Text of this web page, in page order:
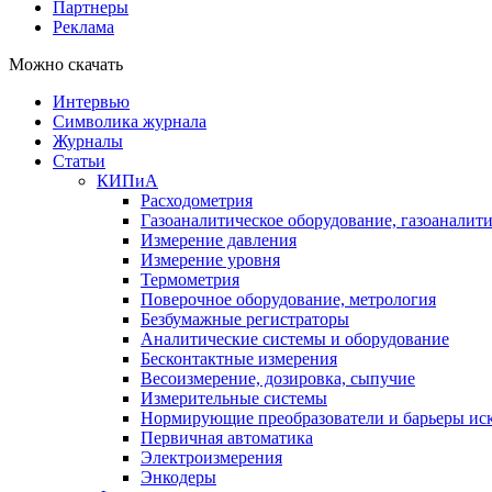
Партнеры
Реклама
Можно скачать
Интервью
Символика журнала
Журналы
Статьи
КИПиА
Расходометрия
Газоаналитическое оборудование,
Измерение давления
Измерение уровня
Термометрия
Поверочное оборудование, метрология
Безбумажные регистраторы
Аналитические системы и оборудование
Бесконтактные измерения
Весоизмерение, дозировка, сыпучие
Измерительные системы
Нормирующие преобразователи и барьеры
Первичная автоматика
Электроизмерения
Энкодеры